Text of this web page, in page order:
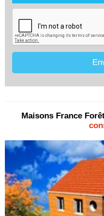
Les données sont
courant à partir des derniers
constructeur.com et vous ou
membre de la maîtrise
serait en relation avec
Conformément à la loi «
rectifier en contactant :
SALLES-SUR-MER -
contact@comparateur-
Maisons France